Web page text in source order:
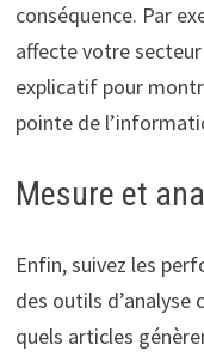
conséquence. Par
affecte votre
explicatif pour
pointe de
Mesure et
Enfin, suivez les
des outils d’analyse
quels articles